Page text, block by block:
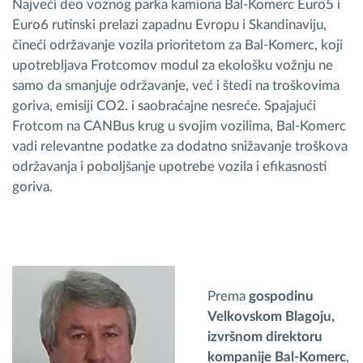
Najveći deo voznog parka kamiona Bal-Komerc Euro5 i
Euro6 rutinski prelazi zapadnu Evropu i Skandinaviju,
čineći održavanje vozila prioritetom za Bal-Komerc, koji
upotrebljava Frotcomov modul za ekološku vožnju ne
samo da smanjuje održavanje, već i štedi na troškovima
goriva, emisiji CO2. i saobraćajne nesreće. Spajajući
Frotcom na CANBus krug u svojim vozilima, Bal-Komerc
vadi relevantne podatke za dodatno snižavanje troškova
održavanja i poboljšanje upotrebe vozila i efikasnosti
goriva.
Prema gospodinu
Velkovskom Blagoju,
izvršnom direktoru
kompanije Bal-Komerc,